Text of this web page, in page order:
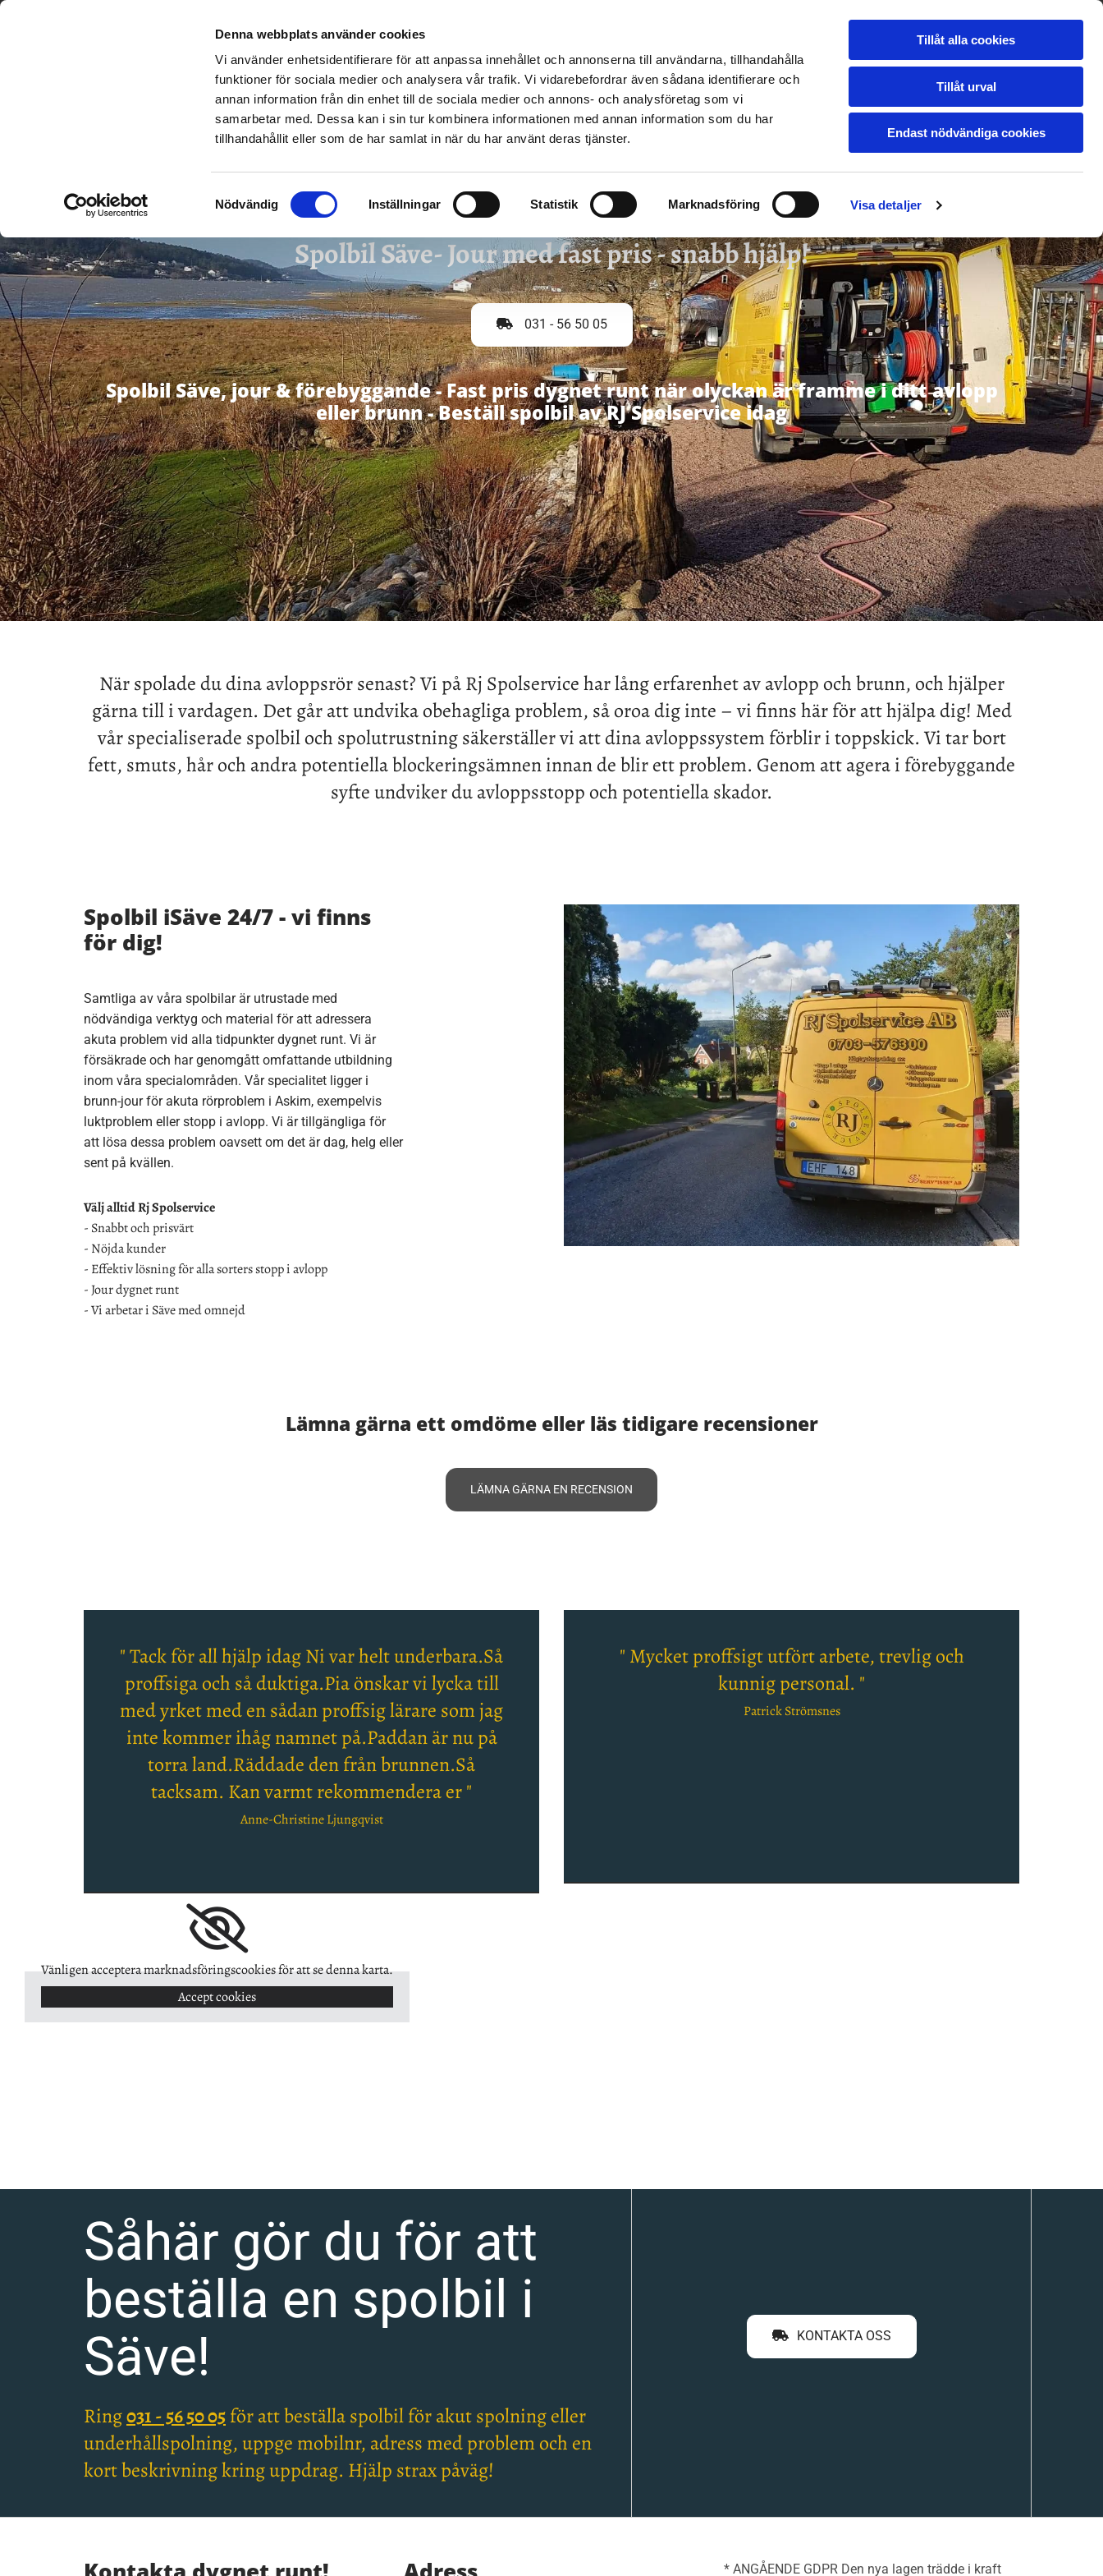
Denna webbplats använder cookies
Vi använder enhetsidentifierare för att anpassa innehållet och annonserna till användarna, tillhandahålla
funktioner för sociala medier och analysera vår trafik. Vi vidarebefordrar även sådana identifierare och
annan information från din enhet till de sociala medier och annons- och analysföretag som vi
samarbetar med. Dessa kan i sin tur kombinera informationen med annan information som du har
tillhandahållit eller som de har samlat in när du har använt deras tjänster.
Nödvändig Inställningar Statistik Marknadsföring Visa detaljer
Tillåt alla cookies
Tillåt urval
Endast nödvändiga cookies
GALLERI
24H JOUR
Spolbil Säve- Jour med fast pris - snabb hjälp!
031 - 56 50 05
Spolbil Säve, jour & förebyggande - Fast pris dygnet runt när olyckan är framme i ditt avlopp
eller brunn - Beställ spolbil av RJ Spolservice idag
När spolade du dina avloppsrör senast? Vi på Rj Spolservice har lång erfarenhet av avlopp och brunn, och hjälper
gärna till i vardagen. Det går att undvika obehagliga problem, så oroa dig inte – vi finns här för att hjälpa dig! Med
vår specialiserade spolbil och spolutrustning säkerställer vi att dina avloppssystem förblir i toppskick. Vi tar bort
fett, smuts, hår och andra potentiella blockeringsämnen innan de blir ett problem. Genom att agera i förebyggande
syfte undviker du avloppsstopp och potentiella skador.
Spolbil iSäve 24/7 - vi finns
för dig!
Samtliga av våra spolbilar är utrustade med
nödvändiga verktyg och material för att adressera
akuta problem vid alla tidpunkter dygnet runt. Vi är
försäkrade och har genomgått omfattande utbildning
inom våra specialområden. Vår specialitet ligger i
brunn-jour för akuta rörproblem i Askim, exempelvis
luktproblem eller stopp i avlopp. Vi är tillgängliga för
att lösa dessa problem oavsett om det är dag, helg eller
sent på kvällen.
Välj alltid Rj Spolservice
- Snabbt och prisvärt
- Nöjda kunder
- Effektiv lösning för alla sorters stopp i avlopp
- Jour dygnet runt
- Vi arbetar i Säve med omnejd
Lämna gärna ett omdöme eller läs tidigare recensioner
LÄMNA GÄRNA EN RECENSION
" Tack för all hjälp idag Ni var helt underbara.Så
proffsiga och så duktiga.Pia önskar vi lycka till
med yrket med en sådan proffsig lärare som jag
inte kommer ihåg namnet på.Paddan är nu på
torra land.Räddade den från brunnen.Så
tacksam. Kan varmt rekommendera er "
Anne-Christine Ljungqvist
" Mycket proffsigt utfört arbete, trevlig och
kunnig personal. "
Patrick Strömsnes
Vänligen acceptera marknadsföringscookies för att se denna karta.
Accept cookies
Såhär gör du för att
beställa en spolbil i
Säve!
Ring031 - 56 50 05för att beställa spolbil för akut spolning eller
underhållspolning, uppge mobilnr, adress med problem och en
kort beskrivning kring uppdrag. Hjälp strax påväg!
KONTAKTA OSS
* ANGÅENDE GDPR Den nya lagen trädde i kraft